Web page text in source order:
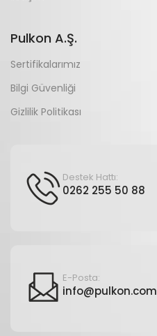
Pulkon A.Ş.
Sertifikalarımız
Bilgi Güvenliği
Gizlilik Politikası
Destek Hattı:
0262 255 50 88
E-Posta:
info@pulkon.com